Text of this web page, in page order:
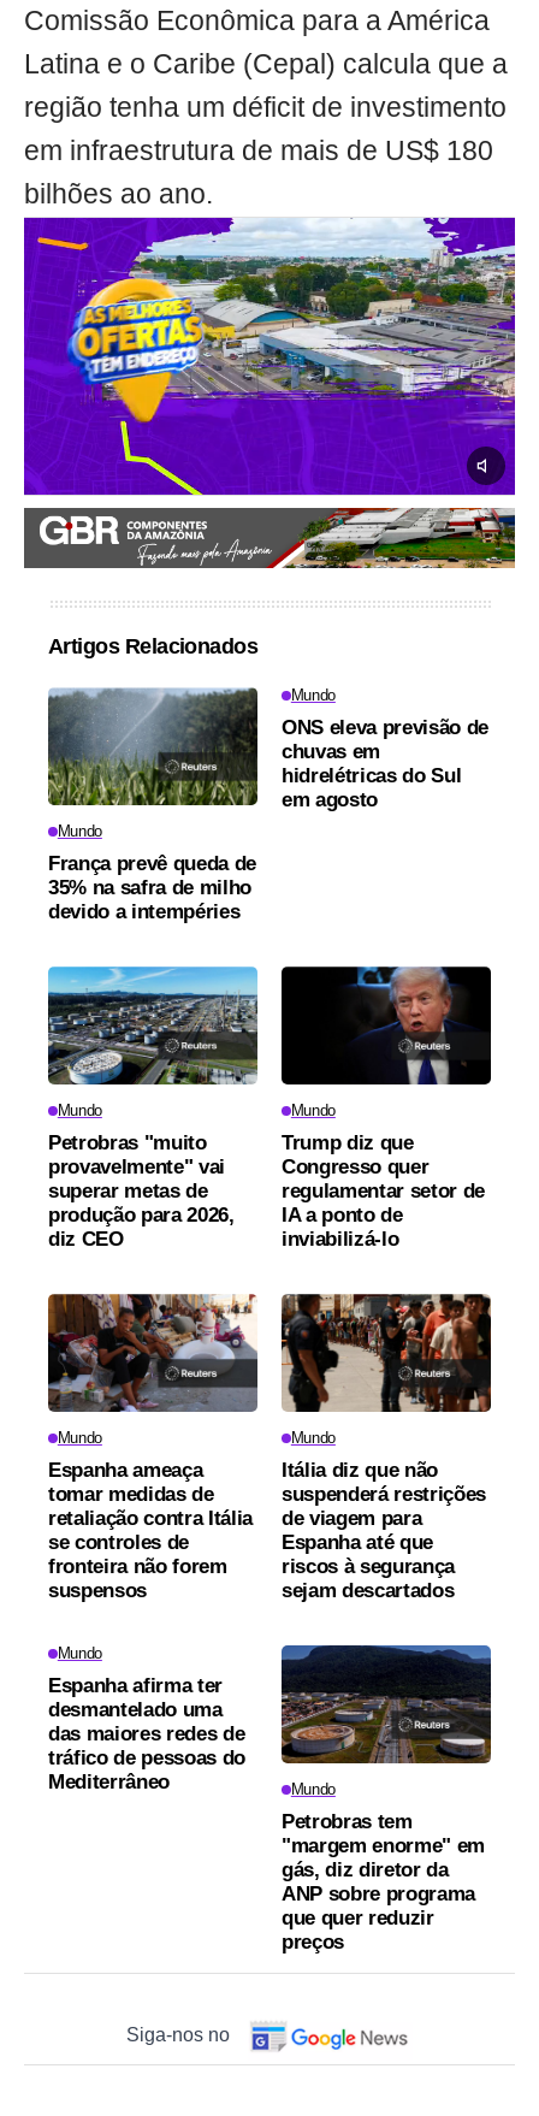
Comissão Econômica para a América
Latina e o Caribe (Cepal) calcula que a
região tenha um déficit de investimento
em infraestrutura de mais de US$ 180
bilhões ao ano.
Artigos Relacionados
Mundo
França prevê queda de
35% na safra de milho
devido a intempéries
Mundo
ONS eleva previsão de
chuvas em
hidrelétricas do Sul
em agosto
Mundo
Petrobras "muito
provavelmente" vai
superar metas de
produção para 2026,
diz CEO
Mundo
Trump diz que
Congresso quer
regulamentar setor de
IA a ponto de
inviabilizá-lo
Mundo
Espanha ameaça
tomar medidas de
retaliação contra Itália
se controles de
fronteira não forem
suspensos
Mundo
Itália diz que não
suspenderá restrições
de viagem para
Espanha até que
riscos à segurança
sejam descartados
Mundo
Espanha afirma ter
desmantelado uma
das maiores redes de
tráfico de pessoas do
Mediterrâneo
Mundo
Petrobras tem
"margem enorme" em
gás, diz diretor da
ANP sobre programa
que quer reduzir
preços
Siga-nos no